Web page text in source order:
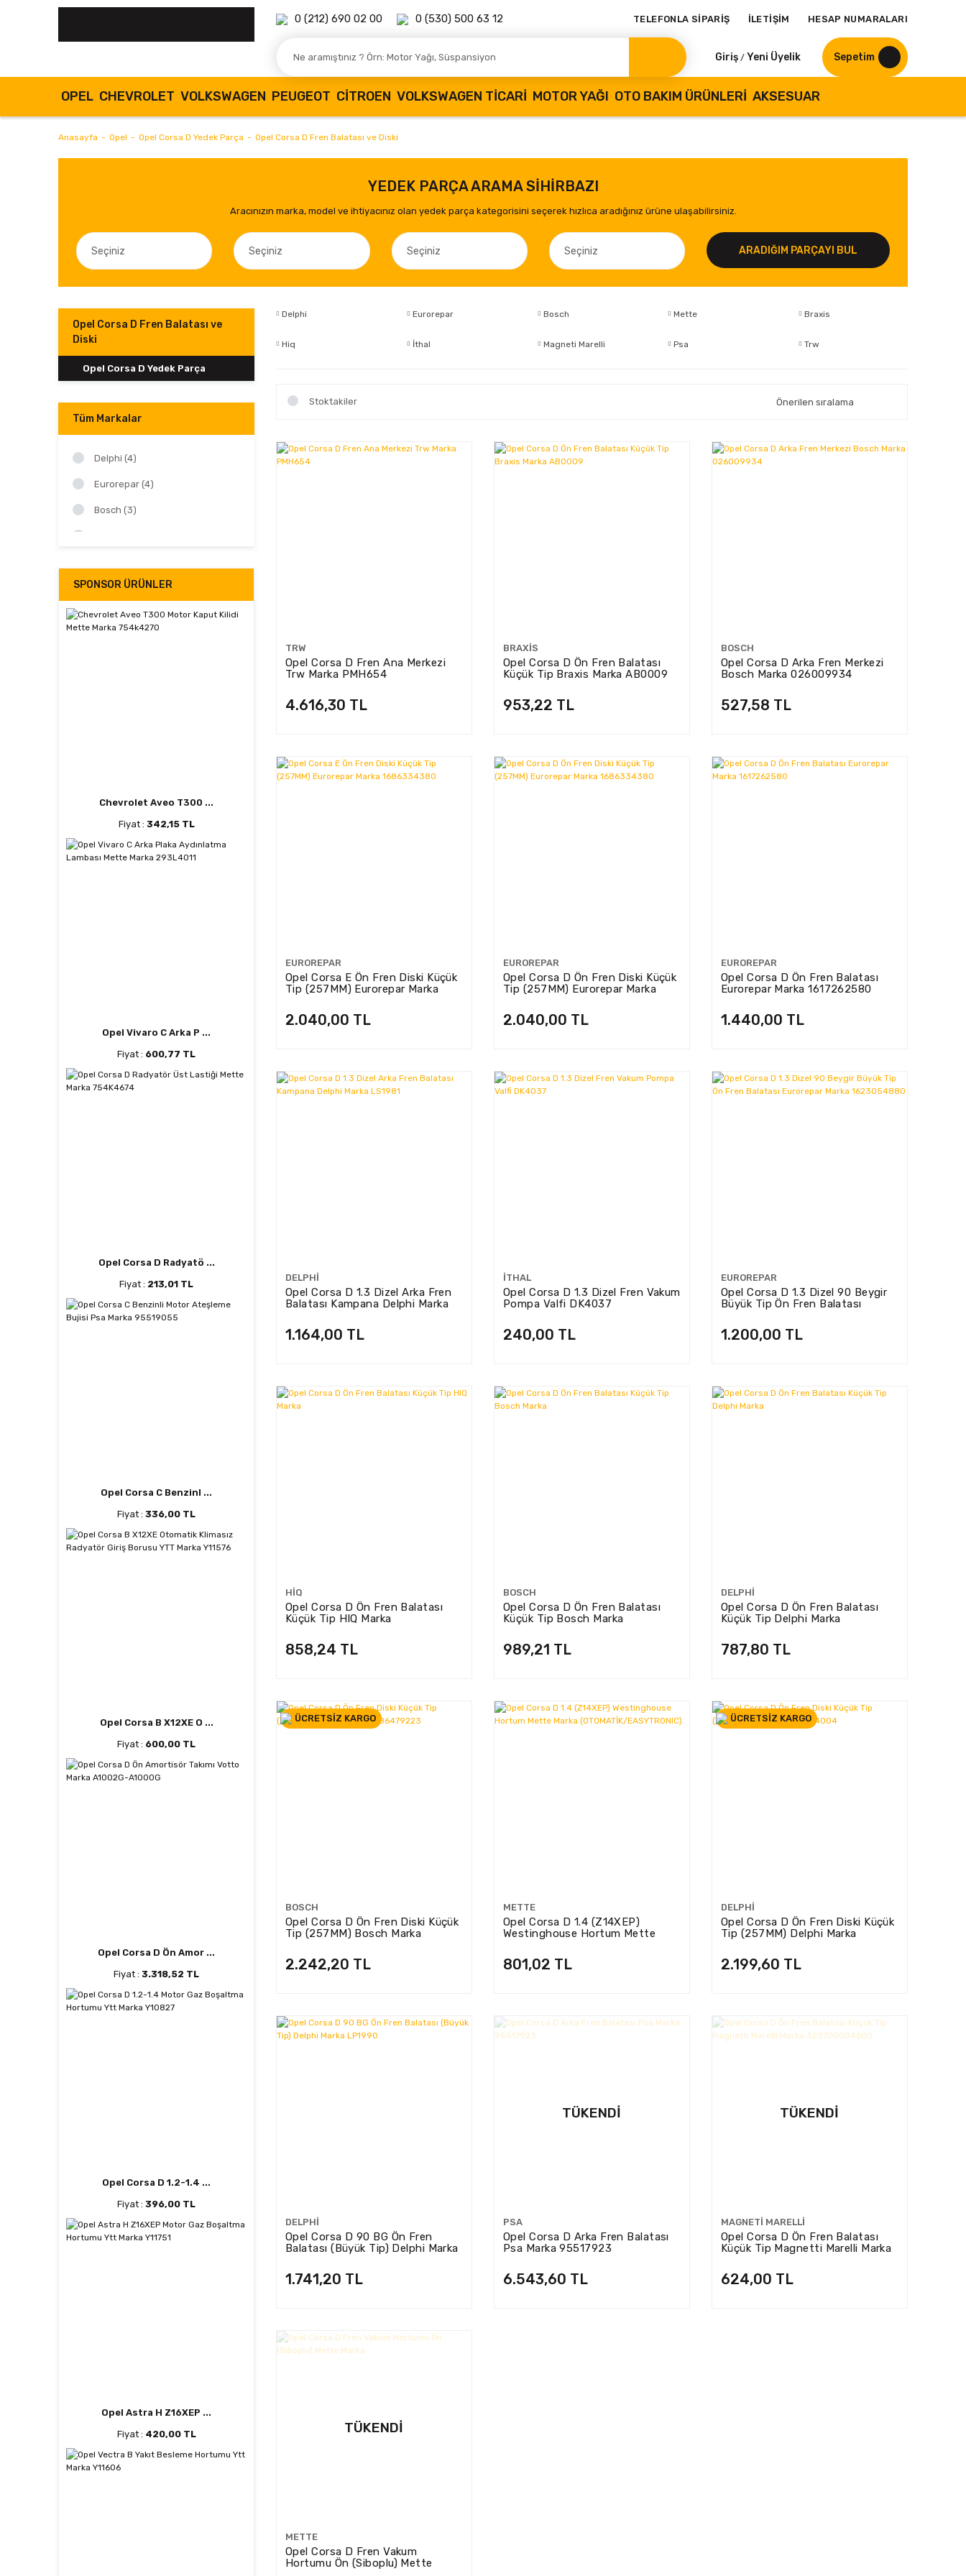
0 (212) 690 02 00 0 (530) 500 63 12 TELEFONLA SİPARİŞ İLETİŞİM HESAP NUMARALARI
Giriş / Yeni Üyelik Sepetim
OPEL CHEVROLET VOLKSWAGEN PEUGEOT CITROEN VOLKSWAGEN TICARI MOTOR YAĞI OTO BAKIM ÜRÜNLERI AKSESUAR
Anasayfa Opel Opel Corsa D Yedek Parça Opel Corsa D Fren Balatası ve Diski
YEDEK PARÇA ARAMA SİHİRBAZI
Aracınızın marka, model ve ihtiyacınız olan yedek parça kategorisini seçerek hızlıca aradığınız ürüne ulaşabilirsiniz.
ARADIĞIM PARÇAYI BUL
Opel Corsa D Fren Balatası ve
Diski
Opel Corsa D Yedek Parça
Tüm Markalar
Delphi (4)
Eurorepar (4)
Bosch (3)
Hiq (1)
İthal (1)
SPONSOR ÜRÜNLER
Chevrolet Aveo T300 ...
Fiyat : 342,15 TL
Opel Vivaro C Arka P ...
Fiyat : 600,77 TL
Opel Corsa D Radyatö ...
Fiyat : 213,01 TL
Opel Corsa C Benzinl ...
Fiyat : 336,00 TL
Opel Corsa B X12XE O ...
Fiyat : 600,00 TL
Opel Corsa D Ön Amor ...
Fiyat : 3.318,52 TL
Opel Corsa D 1.2-1.4 ...
Fiyat : 396,00 TL
Opel Astra H Z16XEP ...
Fiyat : 420,00 TL
Delphi Eurorepar Bosch Mette Braxis
Hiq İthal Magneti Marelli Psa Trw
Stoktakiler
TRW
Opel Corsa D Fren Ana Merkezi
Trw Marka PMH654
4.616,30 TL
BRAXIS
Opel Corsa D Ön Fren Balatası
Küçük Tip Braxis Marka AB0009
953,22 TL
BOSCH
Opel Corsa D Arka Fren Merkezi
Bosch Marka 026009934
527,58 TL
EUROREPAR
Opel Corsa E Ön Fren Diski Küçük
Tip (257MM) Eurorepar Marka
2.040,00 TL
EUROREPAR
Opel Corsa D Ön Fren Diski Küçük
Tip (257MM) Eurorepar Marka
2.040,00 TL
EUROREPAR
Opel Corsa D Ön Fren Balatası
Eurorepar Marka 1617262580
1.440,00 TL
DELPHI
Opel Corsa D 1.3 Dizel Arka Fren
Balatası Kampana Delphi Marka
1.164,00 TL
İTHAL
Opel Corsa D 1.3 Dizel Fren Vakum
Pompa Valfi DK4037
240,00 TL
EUROREPAR
Opel Corsa D 1.3 Dizel 90 Beygir
Büyük Tip Ön Fren Balatası
1.200,00 TL
HIQ
Opel Corsa D Ön Fren Balatası
Küçük Tip HIQ Marka
858,24 TL
BOSCH
Opel Corsa D Ön Fren Balatası
Küçük Tip Bosch Marka
989,21 TL
DELPHI
Opel Corsa D Ön Fren Balatası
Küçük Tip Delphi Marka
787,80 TL
ÜCRETSİZ KARGO
BOSCH
Opel Corsa D Ön Fren Diski Küçük
Tip (257MM) Bosch Marka
2.242,20 TL
METTE
Opel Corsa D 1.4 (Z14XEP)
Westinghouse Hortum Mette
801,02 TL
ÜCRETSİZ KARGO
DELPHI
Opel Corsa D Ön Fren Diski Küçük
Tip (257MM) Delphi Marka
2.199,60 TL
DELPHI
Opel Corsa D 90 BG Ön Fren
Balatası (Büyük Tip) Delphi Marka
1.741,20 TL
TÜKENDI
PSA
Opel Corsa D Arka Fren Balatası
Psa Marka 95517923
6.543,60 TL
TÜKENDI
MAGNETI MARELLI
Opel Corsa D Ön Fren Balatası
Küçük Tip Magnetti Marelli Marka
624,00 TL
TÜKENDI
METTE
Opel Corsa D Fren Vakum
Hortumu Ön (Siboplu) Mette